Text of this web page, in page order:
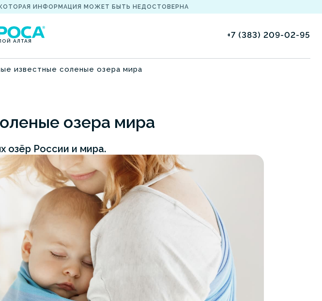
ИНФОРМАЦИЯ МОЖЕТ БЫТЬ НЕДОСТОВЕРНА
АЛТАЯ
+7 (383) 209-02-95
известные соленые озера мира
озера мира
озёр России и мира.